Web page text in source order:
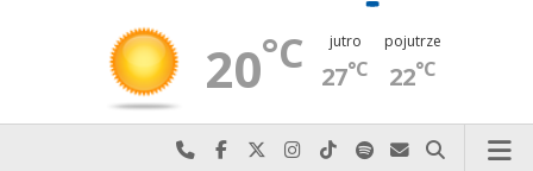
20°C jutro
27°C
pojutrze
22°C
Najlepiej po prostu do nas zadzwoń
Odwiedź nas na Facebook-u
Odwiedź nas na X
Odwiedź nas na Instagram-ie
Odwiedź nas na TikTok-u
Szukaj nas na Spotify
Wyślij do nas
Szukaj